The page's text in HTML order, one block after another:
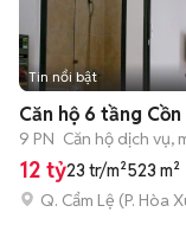
Tin nổi bật
Căn hộ 6 tầng
9 PN Căn hộ dịch vụ,
12 tỷ23 tr/m²523 m²
Q. Cẩm Lệ (P. Hòa